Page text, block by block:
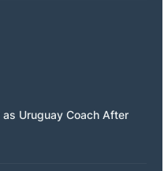
as Uruguay Coach After